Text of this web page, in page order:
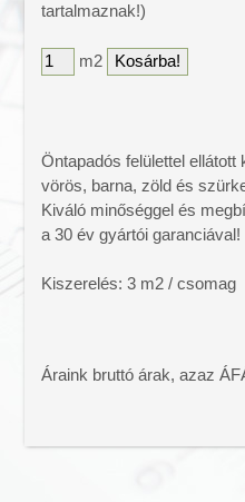
FÉM zsindelyek
Vízszigetelő lemezek
Tetőtartozékok
Ereszcsatorna
Ereszalj lambéria
Lapostető járólapok
tartalmaznak!)
m2
Öntapadós felülettel ellátott
vörös, barna, zöld és
Kiváló minőséggel és
a 30 év gyártói garanciával!
Kiszerelés: 3 m2 / csomag
Áraink bruttó árak, azaz